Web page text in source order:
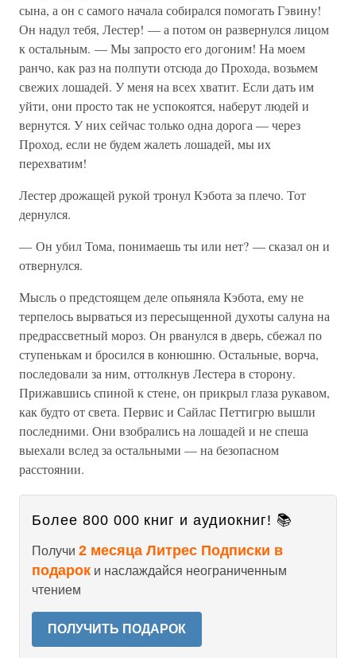
сына, а он с самого начала собирался помогать Гэвину!
Он надул тебя, Лестер! — а потом он развернулся лицом
к остальным. — Мы запросто его догоним! На моем
ранчо, как раз на полпути отсюда до Прохода, возьмем
свежих лошадей. У меня на всех хватит. Если дать им
уйти, они просто так не успокоятся, наберут людей и
вернутся. У них сейчас только одна дорога — через
Проход, если не будем жалеть лошадей, мы их
перехватим!
Лестер дрожащей рукой тронул Кэбота за плечо. Тот
дернулся.
— Он убил Тома, понимаешь ты или нет? — сказал он и
отвернулся.
Мысль о предстоящем деле опьяняла Кэбота, ему не
терпелось вырваться из пересыщенной духоты салуна на
предрассветный мороз. Он рванулся в дверь, сбежал по
ступенькам и бросился в конюшню. Остальные, ворча,
последовали за ним, оттолкнув Лестера в сторону.
Прижавшись спиной к стене, он прикрыл глаза рукавом,
как будто от света. Первис и Сайлас Петтигрю вышли
последними. Они взобрались на лошадей и не спеша
выехали вслед за остальными — на безопасном
расстоянии.
Более 800 000 книг и аудиокниг! 📚
Получи 2 месяца Литрес Подписки в
подарок и наслаждайся неограниченным
чтением
ПОЛУЧИТЬ ПОДАРОК